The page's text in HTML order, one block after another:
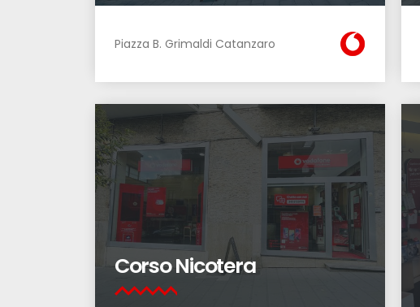
Piazza B. Grimaldi Catanzaro
Corso Nicotera